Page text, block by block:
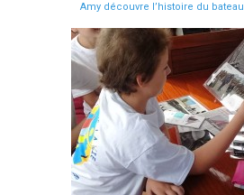
Amy découvre l’histoire du bateau